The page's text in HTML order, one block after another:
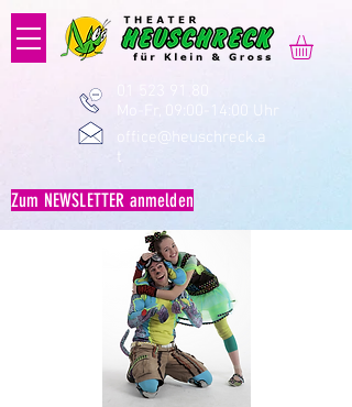
Zum NEWSLETTER anmelden
Mo-Fr, 09:00-14:00 Uhr
office@heuschreck.a